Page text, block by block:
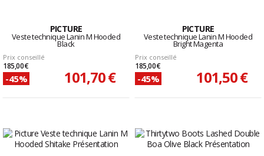
PICTURE
Veste technique Lanin M Hooded
Black
Prix conseillé
185,00 €
-45% 101,70 €
PICTURE
Veste technique Lanin M Hooded
Bright Magenta
Prix conseillé
185,00 €
-45% 101,50 €